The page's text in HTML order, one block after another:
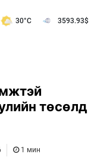
30°C 3593.93$
төсөлд
1 мин